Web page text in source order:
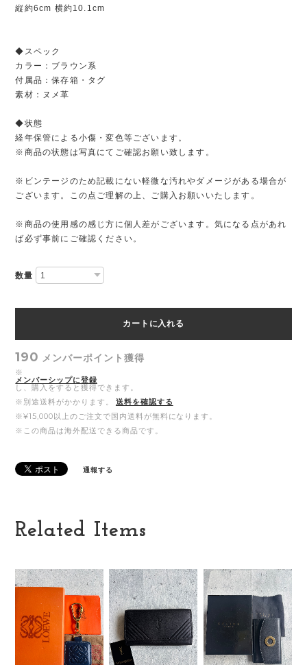
縦約6cm 横約10.1cm
◆スペック
カラー：ブラウン系
付属品：保存箱・タグ
素材：ヌメ革
◆状態
経年保管による小傷・変色等ございます。
※商品の状態は写真にてご確認お願い致します。
※ビンテージのため記載にない軽微な汚れやダメージがある場合が
ございます。この点ご理解の上、ご購入お願いいたします。
※商品の使用感の感じ方に個人差がございます。気になる点があれ
ば必ず事前にご確認ください。
数量
カートに入れる
190 メンバーポイント 獲得
※
メンバーシップに登録
し、購入をすると獲得できます。
※別途送料がかかります。
送料を確認する
※¥15,000以上のご注文で国内送料が無料になります。
※この商品は海外配送できる商品です。
通報する
Related Items